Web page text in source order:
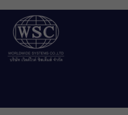
content